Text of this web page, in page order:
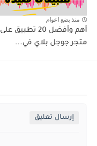
منذ بضع اعوام
أهم وأفضل 20 تطبيق على
متجر جوجل بلاي في...
إرسال تعليق